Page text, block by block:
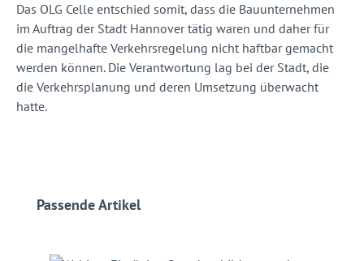
Das OLG Celle entschied somit, dass die Bauunternehmen
im Auftrag der Stadt Hannover tätig waren und daher für
die mangelhafte Verkehrsregelung nicht haftbar gemacht
werden können. Die Verantwortung lag bei der Stadt, die
die Verkehrsplanung und deren Umsetzung überwacht
hatte.
Produktgalerie überspringen
Passende Artikel